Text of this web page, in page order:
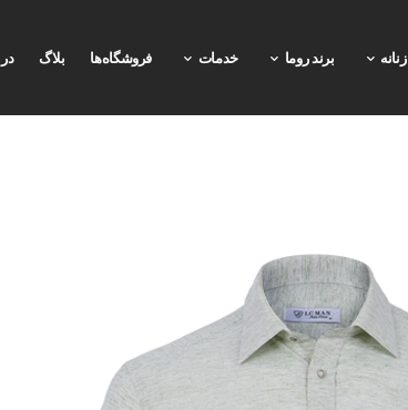
زنانه برند روما خدمات فروشگاه‌ها بلاگ